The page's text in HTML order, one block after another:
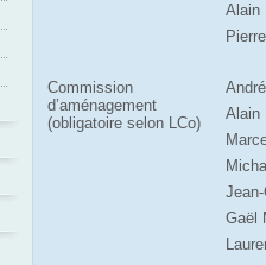
Alain
Commission
d’aménagement
(obligatoire selon LCo)
Alain
Gaël